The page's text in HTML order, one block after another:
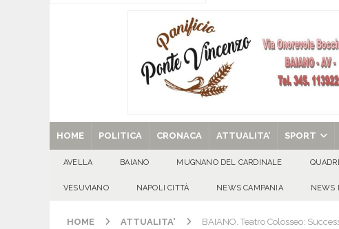
San Giovanni del Palco
[ 29/08/2025 ] SANT’Oggi. Venerdì 29 agosto la
HOME POLITICA CRONACA ATTUALITA’ SPORT
AVELLA BAIANO MUGNANO DEL CARDINALE
VESUVIANO NAPOLI CITTÀ NEWS CAMPANIA NEWS
HOME ATTUALITA' BAIANO. Teatro Colosseo: